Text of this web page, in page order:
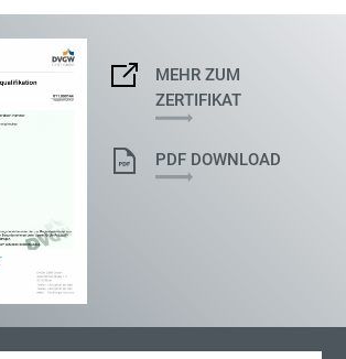
MEHR ZUM
ZERTIFIKAT
PDF DOWNLOAD